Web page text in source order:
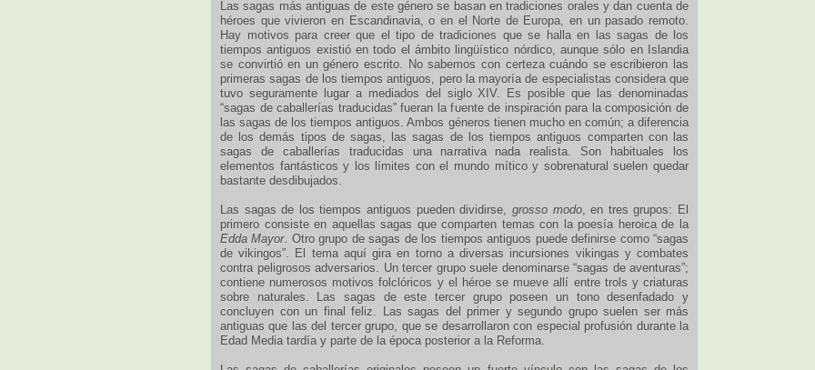
Las sagas más antiguas de este género se basan en tradiciones orales y dan cuenta de
héroes que vivieron en Escandinavia, o en el Norte de Europa, en un pasado remoto.
Hay motivos para creer que el tipo de tradiciones que se halla en las sagas de los
tiempos antiguos existió en todo el ámbito lingüístico nórdico, aunque sólo en Islandia
se convirtió en un género escrito. No sabemos con certeza cuándo se escribieron las
primeras sagas de los tiempos antiguos, pero la mayoría de especialistas considera que
tuvo seguramente lugar a mediados del siglo XIV. Es posible que las denominadas
“sagas de caballerías traducidas” fueran la fuente de inspiración para la composición de
las sagas de los tiempos antiguos. Ambos géneros tienen mucho en común; a diferencia
de los demás tipos de sagas, las sagas de los tiempos antiguos comparten con las
sagas de caballerías traducidas una narrativa nada realista. Son habituales los
elementos fantásticos y los límites con el mundo mítico y sobrenatural suelen quedar
bastante desdibujados.
Las sagas de los tiempos antiguos pueden dividirse, grosso modo, en tres grupos: El
primero consiste en aquellas sagas que comparten temas con la poesía heroica de la
Edda Mayor. Otro grupo de sagas de los tiempos antiguos puede definirse como “sagas
de vikingos”. El tema aquí gira en torno a diversas incursiones vikingas y combates
contra peligrosos adversarios. Un tercer grupo suele denominarse “sagas de aventuras”;
contiene numerosos motivos folclóricos y el héroe se mueve allí entre trols y criaturas
sobre naturales. Las sagas de este tercer grupo poseen un tono desenfadado y
concluyen con un final feliz. Las sagas del primer y segundo grupo suelen ser más
antiguas que las del tercer grupo, que se desarrollaron con especial profusión durante la
Edad Media tardía y parte de la época posterior a la Reforma.